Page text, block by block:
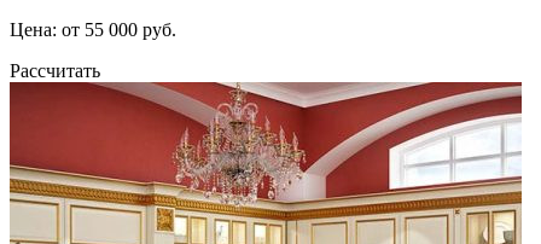
Цена: от 55 000 руб.
Рассчитать